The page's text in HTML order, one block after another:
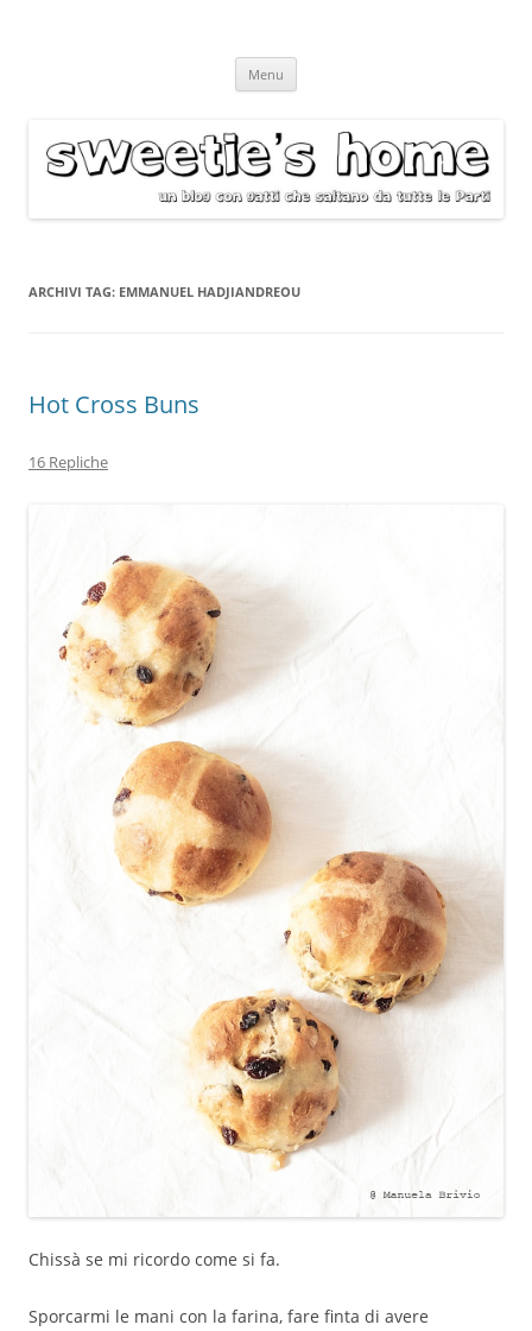
Menu
ARCHIVI TAG: EMMANUEL HADJIANDREOU
Hot Cross Buns
16 Repliche
Chissà se mi ricordo come si fa.
Sporcarmi le mani con la farina, fare finta di avere